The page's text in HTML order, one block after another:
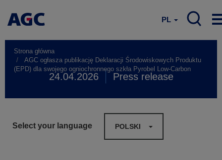
PL
Strona główna
AGC ogłasza publikację Deklaracji Środowiskowych Produktu
(EPD) dla swojego ogniochronnego szkła Pyrobel Low-Carbon
24.04.2026 Press release
Select your language POLSKI